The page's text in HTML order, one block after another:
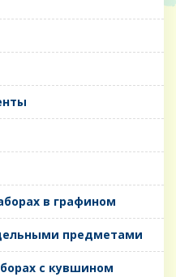
в графином
предметами
с кувшином